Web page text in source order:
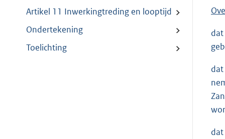
Artikel 11 Inwerkingtreding en looptijd
Ondertekening
Toelichting